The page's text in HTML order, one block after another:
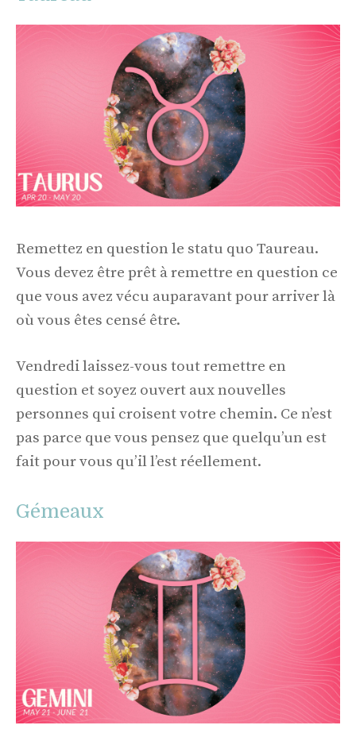
Remettez en question le statu quo Taureau.
Vous devez être prêt à remettre en question ce
que vous avez vécu auparavant pour arriver là
où vous êtes censé être.
Vendredi laissez-vous tout remettre en
question et soyez ouvert aux nouvelles
personnes qui croisent votre chemin. Ce n’est
pas parce que vous pensez que quelqu’un est
fait pour vous qu’il l’est réellement.
Gémeaux